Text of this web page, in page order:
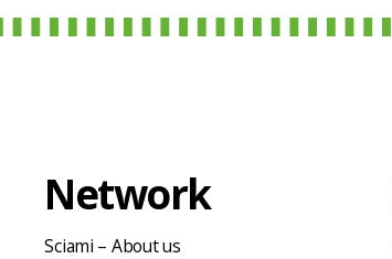
Network
Sciami – About us